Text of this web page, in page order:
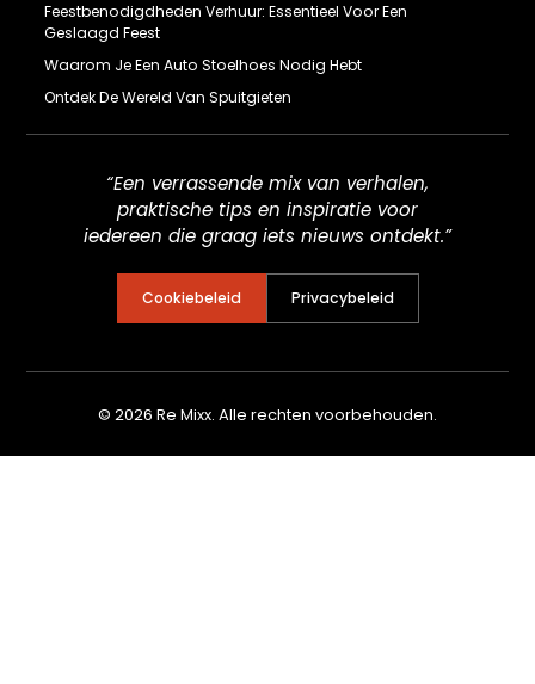
Feestbenodigdheden Verhuur: Essentieel Voor Een
Geslaagd Feest
Waarom Je Een Auto Stoelhoes Nodig Hebt
Ontdek De Wereld Van Spuitgieten
“Een verrassende mix van verhalen,
praktische tips en inspiratie voor
iedereen die graag iets nieuws ontdekt.”
Cookiebeleid Privacybeleid
© 2026 Re Mixx. Alle rechten voorbehouden.